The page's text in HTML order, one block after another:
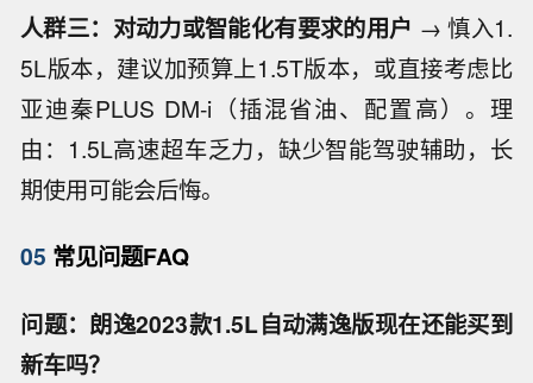
人群三：对动力或智能化有要求的用户 → 慎入1.
5L版本，建议加预算上1.5T版本，或直接考虑比
亚迪秦PLUS DM-i（插混省油、配置高）。理
由：1.5L高速超车乏力，缺少智能驾驶辅助，长
期使用可能会后悔。
05 常见问题FAQ
问题：朗逸2023款1.5L自动满逸版现在还能买到
新车吗？